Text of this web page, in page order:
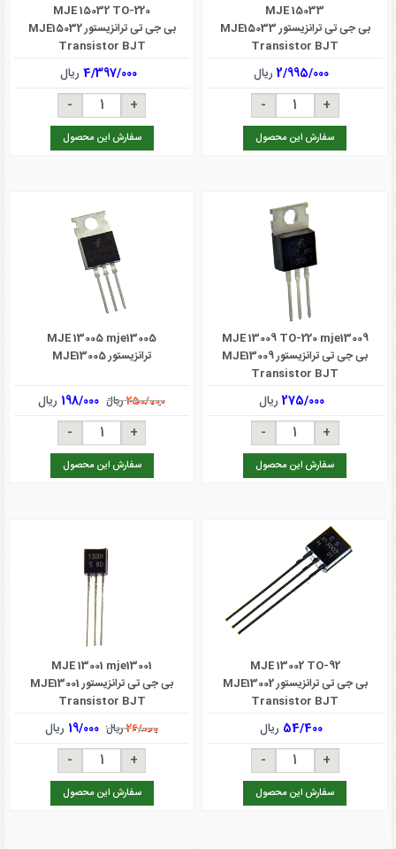
MJE 15033
بی جی تی ترانزیستور MJE15033
Transistor BJT
2/995/000ریال
سفارش این محصول
MJE 15032 TO-220
بی جی تی ترانزیستور MJE15032
Transistor BJT
4/397/000 ریال
سفارش این محصول
MJE 13009 TO-220 mje13009
بی جی تی ترانزیستور MJE13009
Transistor BJT
275/000ریال
سفارش این محصول
MJE 13005 mje13005
ترانزیستور MJE13005
250/000ریال 198/000 ریال
سفارش این محصول
MJE 13002 TO-92
بی جی تی ترانزیستور MJE13002
Transistor BJT
54/400 ریال
سفارش این محصول
MJE 13001 mje13001
بی جی تی ترانزیستور MJE13001
Transistor BJT
26/000ریال 19/000 ریال
سفارش این محصول